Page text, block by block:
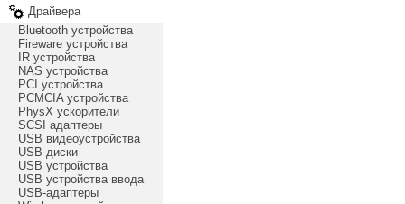
Драйвера
Bluetooth устройства
Fireware устройства
IR устройства
NAS устройства
PCI устройства
PCMCIA устройства
PhysX ускорители
SCSI адаптеры
USB видеоустройства
USB диски
USB устройства
USB устройства ввода
USB-адаптеры